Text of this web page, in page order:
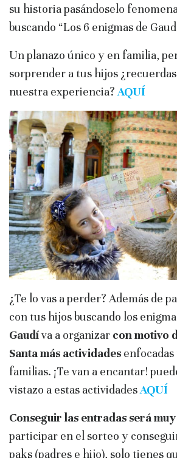
su historia pasándoselo
buscando “Los 6 enigmas de
Un planazo único y en familia,
sorprender a tus hijos
nuestra experiencia?AQUÍ
¿Te lo vas a perder? Además de
con tus hijos buscando los
Gaudíva a organizar con motivo
Santa más actividades
familias. ¡Te van a encantar!
vistazo a estas actividades AQUÍ
Conseguir las entradas será
participar en el sorteo y
paks (padres e hijo), solo tienes